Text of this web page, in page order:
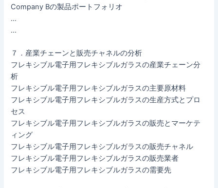
Company Bの製品ポートフォリオ
…
…
７．産業チェーンと販売チャネルの分析
フレキシブル電子用フレキシブルガラスの産業チェーン分
析
フレキシブル電子用フレキシブルガラスの主要原材料
フレキシブル電子用フレキシブルガラスの生産方式とプロ
セス
フレキシブル電子用フレキシブルガラスの販売とマーケテ
ィング
フレキシブル電子用フレキシブルガラスの販売チャネル
フレキシブル電子用フレキシブルガラスの販売業者
フレキシブル電子用フレキシブルガラスの需要先